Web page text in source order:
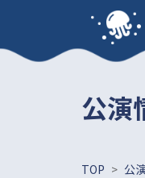
公演
TOP > 公